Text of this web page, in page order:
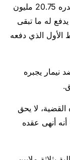
ودفع برشلونة القسط الأول من هذا المبلغ وقدره 20.75 مليون
له ما تبقى
الأول الذي دفعه
ضد نيمار يجبره
لا يحق
أنهى عقده